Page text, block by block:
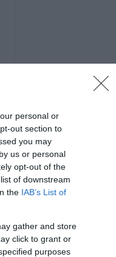
personal or
out section to
you may
us or personal
opt-out of the
of downstream
the IAB’s List of
gather and store
click to grant or
purposes